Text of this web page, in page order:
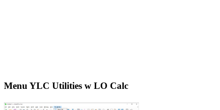
Menu YLC Utilities w LO Calc